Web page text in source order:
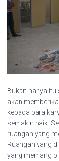
Bukan hanya itu
akan
kepada para
semakin baik.
ruangan yang
Ruangan yang
yang memang